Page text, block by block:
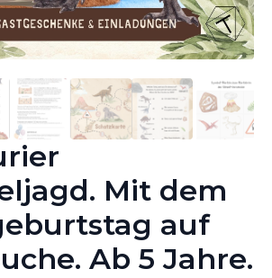
Mit dem
auf
Ab 5 Jahre.